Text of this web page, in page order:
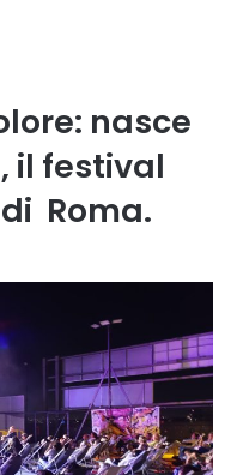
nasce
il festival
Roma.